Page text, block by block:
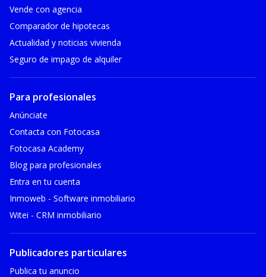
Vende con agencia
Comparador de hipotecas
Actualidad y noticias vivienda
Seguro de impago de alquiler
Para profesionales
Anúnciate
Contacta con Fotocasa
Fotocasa Academy
Blog para profesionales
Entra en tu cuenta
Inmoweb - Software inmobiliario
Witei - CRM inmobiliario
Publicadores particulares
Publica tu anuncio